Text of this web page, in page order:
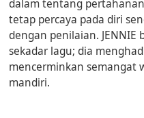
dalam tentang
tetap percaya pada diri
dengan penilaian.
sekadar lagu; dia
mencerminkan semangat
mandiri.